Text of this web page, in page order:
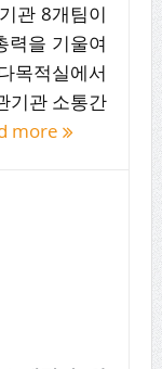
관 8개팀이
력을 기울여
적실에서
기관 소통간
more